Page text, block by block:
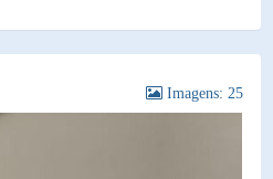
Imagens: 25